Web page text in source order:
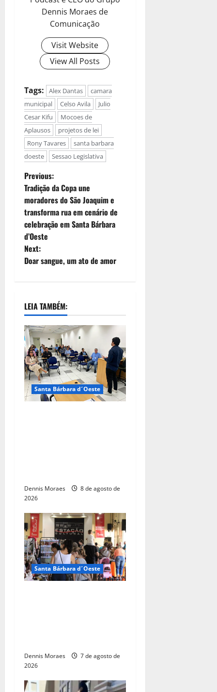
Dennis Moraes de
Comunicação
Visit Website
View All Posts
Tags: Alex Dantas
camara
municipal
Celso Avila
Julio
Cesar Kifu
Mocoes de
Aplausos
projetos de lei
Rony Tavares
santa barbara
doeste
Sessao Legislativa
Previous:
Tradição da Copa une
moradores do São Joaquim e
transforma rua em cenário de
celebração em Santa Bárbara
d’Oeste
Next:
Doar sangue, um ato de amor
LEIA TAMBÉM:
Santa Bárbara d´Oeste
Dennis Moraes
8 de agosto de
2026
Santa Bárbara d´Oeste
Dennis Moraes
7 de agosto de
2026